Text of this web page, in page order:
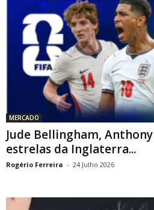
MERCADO
Jude Bellingham,
estrelas da Inglaterra...
Rogério Ferreira - 24 Julho 2026